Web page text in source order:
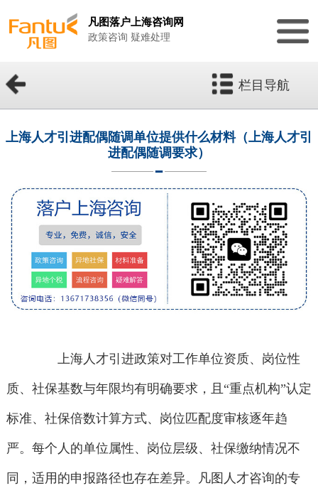
凡图落户上海咨询网
政策咨询 疑难处理
栏目导航
上海人才引进配偶随调单位提供什么材料（上海人才引
进配偶随调要求）
上海人才引进政策对工作单位资质、岗位性
质、社保基数与年限均有明确要求，且“重点机构”认定
标准、社保倍数计算方式、岗位匹配度审核逐年趋
严。每个人的单位属性、岗位层级、社保缴纳情况不
同，适用的申报路径也存在差异。凡图人才咨询的专